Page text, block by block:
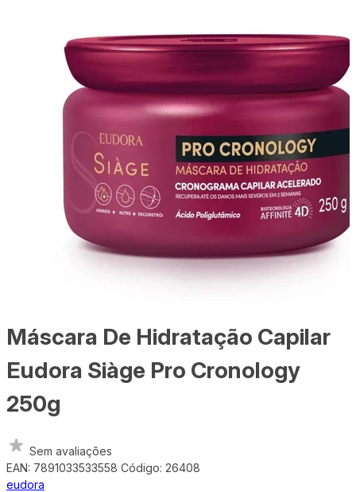
Máscara De Hidratação Capilar
Eudora Siàge Pro Cronology
250g
Sem avaliações
EAN: 7891033533558 Código: 26408
eudora